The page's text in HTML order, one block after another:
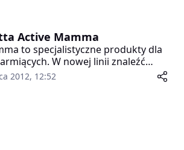
Active Mamma
to specjalistyczne produkty dla
W nowej linii znaleźć
bielizny: stanik i bikini z wysokim
z uwzględnieniem potrzeb i
2012, 12:52